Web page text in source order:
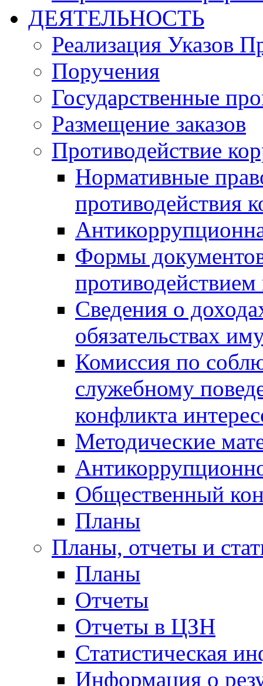
ДЕЯТЕЛЬНОСТЬ
Реализация Указов
Поручения
Государственные
Размещение заказов
Противодействие
Нормативные
противодействия
Формы
Сведения о
обязательствах
Комиссия по
служебному
конфликта
Методические
Общественный
Планы
Планы, отчеты и
Планы
Отчеты
Отчеты в ЦЗН
Статистическая
Информация о